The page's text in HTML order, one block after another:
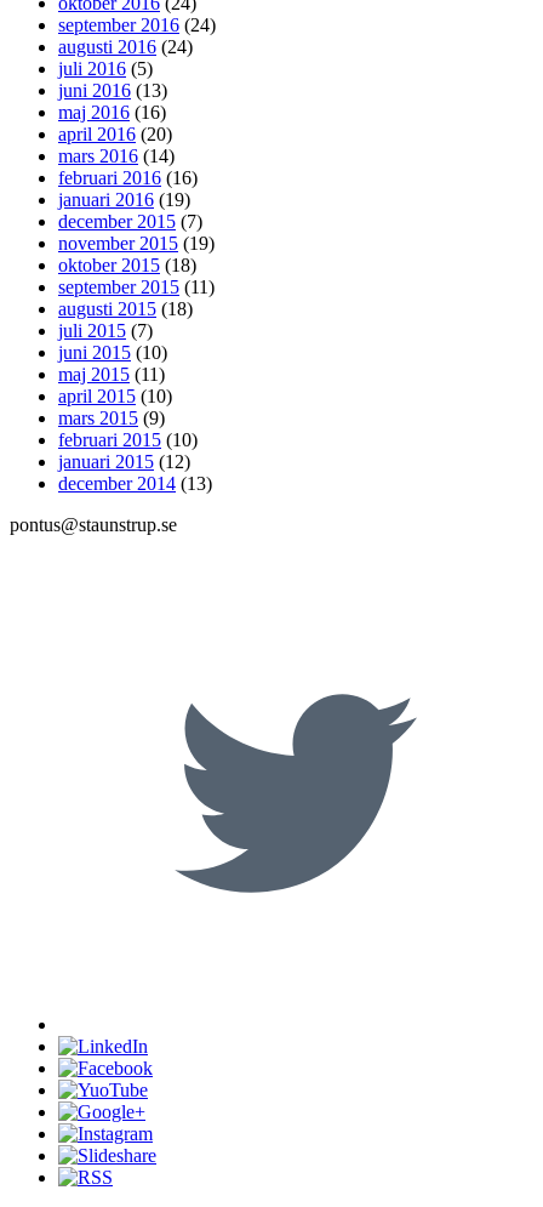
september 2016 (24)
augusti 2016 (24)
juli 2016 (5)
juni 2016 (13)
maj 2016 (16)
april 2016 (20)
mars 2016 (14)
februari 2016 (16)
januari 2016 (19)
december 2015 (7)
november 2015 (19)
oktober 2015 (18)
september 2015 (11)
augusti 2015 (18)
juli 2015 (7)
juni 2015 (10)
maj 2015 (11)
april 2015 (10)
mars 2015 (9)
februari 2015 (10)
januari 2015 (12)
december 2014 (13)
pontus@staunstrup.se